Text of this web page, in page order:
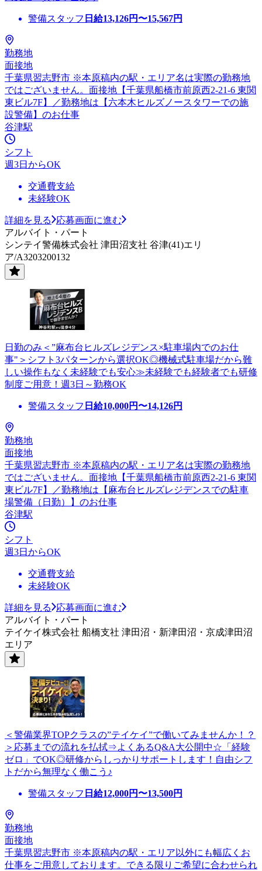
警備スタッフ 日給13,126円〜15,567円
勤務地
面接地
千葉県習志野市 ※本原稿内の駅・エリア名は実際の勤務地
ではございません。面接地【千葉県船橋市前原西2-21-6 東関
東ビル7F】／勤務地は【六本木ヒルズノースタワーでの施
設警備】のお仕事
谷津駅
シフト
週3日からOK
交通費支給
未経験OK
詳細を見る
応募画面に進む
アルバイト・パート
シンテイ警備株式会社 津田沼支社 谷津(41)エリ
ア/A3203200132
日勤のみ＜”麻布台ヒルズレジデンス×駐車場内でのお仕
事"＞シフト3パターンから選択OK◎機械式駐車場だから難
しい操作もなく未経験でも安心≫未経験でも経験者でも研修
制度ご用意！週3日～勤務OK
警備スタッフ 日給10,000円〜14,126円
勤務地
面接地
千葉県習志野市 ※本原稿内の駅・エリア名は実際の勤務地
ではございません。面接地【千葉県船橋市前原西2-21-6 東関
東ビル7F】／勤務地は【麻布台ヒルズレジデンスでの駐車
場警備（日勤）】のお仕事
谷津駅
シフト
週3日からOK
交通費支給
未経験OK
詳細を見る
応募画面に進む
アルバイト・パート
テイケイ株式会社 船橋支社 津田沼・新津田沼・京成津田沼
エリア
＜警備業界TOPクラスの”テイケイ”で働いてみませんか！？
＞応募までの流れを払拭⇒よくあるQ&A大公開中☆「経験
ゼロ」でOK◎研修からしっかりサポートします！自由シフ
トだから無理なく働こう♪
警備スタッフ 日給12,000円〜13,500円
勤務地
面接地
千葉県習志野市 ※本原稿内の駅・エリア以外にも幅広くお
仕事をご用意しております。できる限りご希望に合わせられ